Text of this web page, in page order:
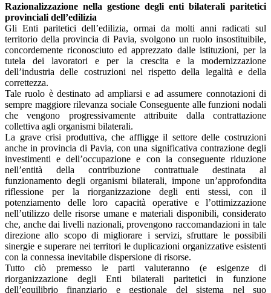
Razionalizzazione nella gestione degli enti bilaterali paritetici
provinciali dell’edilizia
Gli Enti paritetici dell’edilizia, ormai da molti anni radicati sul
territorio della provincia di Pavia, svolgono un ruolo insostituibile,
concordemente riconosciuto ed apprezzato dalle istituzioni, per la
tutela dei lavoratori e per la crescita e la modernizzazione
dell’industria delle costruzioni nel rispetto della legalità e della
correttezza.
Tale ruolo è destinato ad ampliarsi e ad assumere connotazioni di
sempre maggiore rilevanza sociale Conseguente alle funzioni nodali
che vengono progressivamente attribuite dalla contrattazione
collettiva agli organismi bilaterali.
La grave crisi produttiva, che affligge il settore delle costruzioni
anche in provincia di Pavia, con una significativa contrazione degli
investimenti e dell’occupazione e con la conseguente riduzione
nell’entità della contribuzione contrattuale destinata al
funzionamento degli organismi bilaterali, impone un’approfondita
riflessione per la riorganizzazione degli enti stessi, con il
potenziamento delle loro capacità operative e l’ottimizzazione
nell’utilizzo delle risorse umane e materiali disponibili, considerato
che, anche dai livelli nazionali, provengono raccomandazioni in tale
direzione allo scopo di migliorare i servizi, sfruttare le possibili
sinergie e superare nei territori le duplicazioni organizzative esistenti
con la connessa inevitabile dispersione di risorse.
Tutto ciò premesso le parti valuteranno (e esigenze di
riorganizzazione degli Enti bilaterali paritetici in funzione
dell’equilibrio finanziario e gestionale del sistema nel suo